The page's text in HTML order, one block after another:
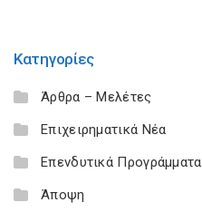
Κατηγορίες
Άρθρα – Μελέτες
Επιχειρηματικά Νέα
Επενδυτικά Προγράμματα
Άποψη